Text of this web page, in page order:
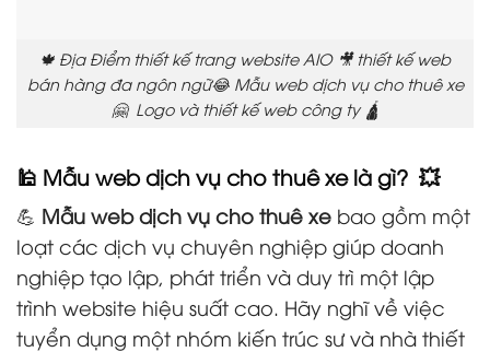
🍁 Địa Điểm thiết kế trang website AIO 🎥 thiết kế web
bán hàng đa ngôn ngữ😂 Mẫu web dịch vụ cho thuê xe
🤗 Logo và thiết kế web công ty 🛕
🕌 Mẫu web dịch vụ cho thuê xe là gì? 💥
💪 Mẫu web dịch vụ cho thuê xe bao gồm một
loạt các dịch vụ chuyên nghiệp giúp doanh
nghiệp tạo lập, phát triển và duy trì một lập
trình website hiệu suất cao. Hãy nghĩ về việc
tuyển dụng một nhóm kiến trúc sư và nhà thiết